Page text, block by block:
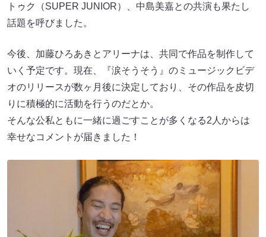
トゥク（SUPER JUNIOR）、中島美嘉との共演も果たし
話題を呼びました。
今後、加藤ひろあきとアリーナは、共同で作品を制作して
いく予定です。現在、『涙そうそう』のミュージックビデ
オのリリースが数ヶ月後に決定しており、その作品を皮切
りに積極的に活動を行うのだとか。
そんな公私ともに一緒に過ごすことが多くなる2人からは
幸せなコメントが届きました！